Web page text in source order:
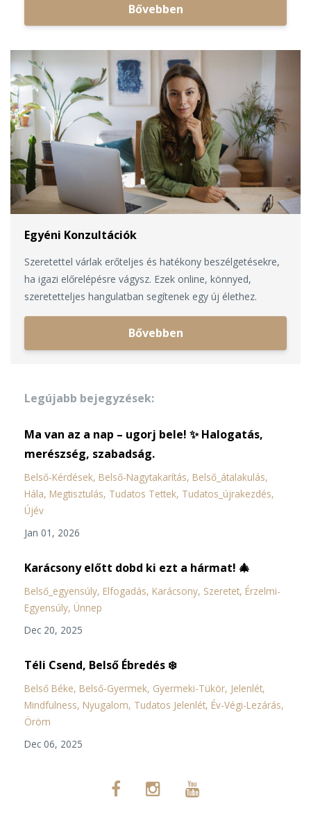
Bővebben
Egyéni Konzultációk
Szeretettel várlak erőteljes és hatékony beszélgetésekre,
ha igazi előrelépésre vágysz. Ezek online, könnyed,
szeretetteljes hangulatban segítenek egy új élethez.
Bővebben
Legújabb bejegyzések:
Ma van az a nap – ugorj bele! ✨ Halogatás,
merészség, szabadság.
Belső-Kérdések Belső-Nagytakarítás Belső_átalakulás
Hála Megtisztulás Tudatos Tettek Tudatos_újrakezdés
Újév
Jan 01, 2026
Karácsony előtt dobd ki ezt a hármat! 🎄
Belső_egyensúly Elfogadás Karácsony Szeretet Érzelmi-
Egyensúly Ünnep
Dec 20, 2025
Téli Csend, Belső Ébredés ❄️
Belső Béke Belső-Gyermek Gyermeki-Tükör Jelenlét
Mindfulness Nyugalom Tudatos Jelenlét Év-Végi-Lezárás
Öröm
Dec 06, 2025